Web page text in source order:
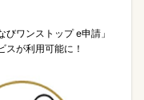
びワンストップ e申請」
スが利用可能に！